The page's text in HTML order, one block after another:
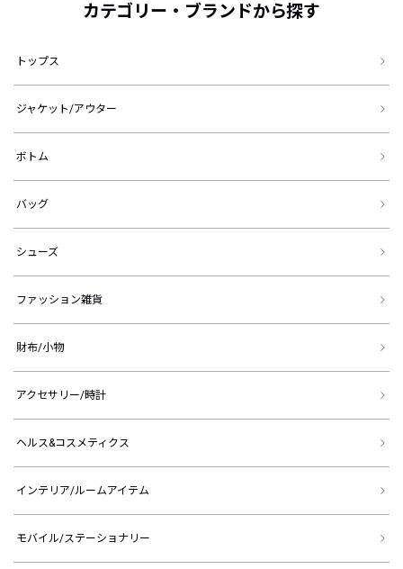
カテゴリー・ブランドから探す
トップス
ジャケット/アウター
ボトム
バッグ
シューズ
ファッション雑貨
財布/小物
アクセサリー/時計
ヘルス&コスメティクス
インテリア/ルームアイテム
モバイル/ステーショナリー